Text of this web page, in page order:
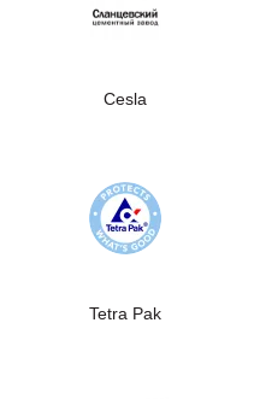
Cesla
Tetra Pak